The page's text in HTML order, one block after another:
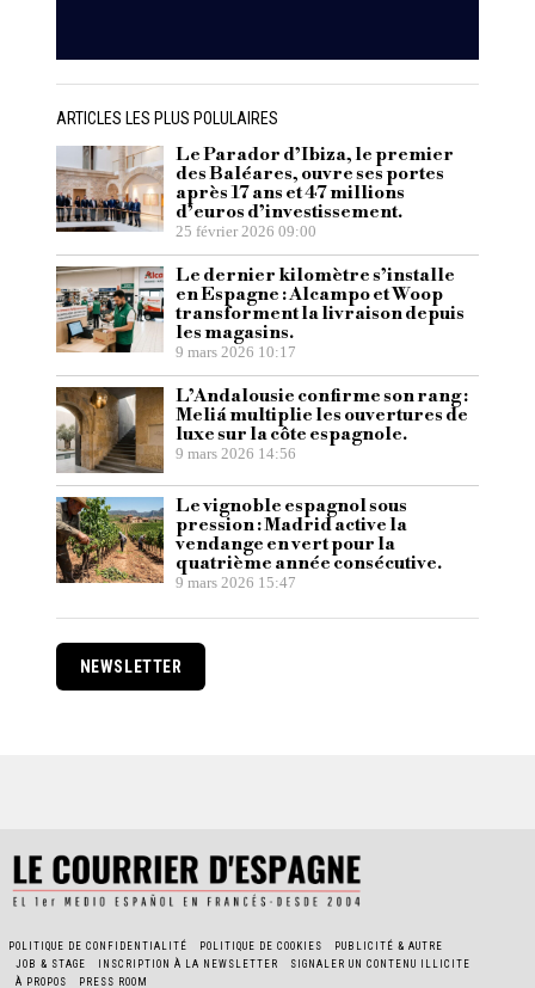
ARTICLES LES PLUS POLULAIRES
Le Parador d’Ibiza, le premier
des Baléares, ouvre ses portes
après 17 ans et 47 millions
d’euros d’investissement.
25 février 2026 09:00
Le dernier kilomètre s’installe
en Espagne : Alcampo et Woop
transforment la livraison depuis
les magasins.
9 mars 2026 10:17
L’Andalousie confirme son rang :
Meliá multiplie les ouvertures de
luxe sur la côte espagnole.
9 mars 2026 14:56
Le vignoble espagnol sous
pression : Madrid active la
vendange en vert pour la
quatrième année consécutive.
9 mars 2026 15:47
NEWSLETTER
POLITIQUE DE CONFIDENTIALITÉ POLITIQUE DE COOKIES
PUBLICITÉ & AUTRE
JOB & STAGE
INSCRIPTION À LA NEWSLETTER
SIGNALER UN CONTENU ILLICITE
À PROPOS
PRESS ROOM